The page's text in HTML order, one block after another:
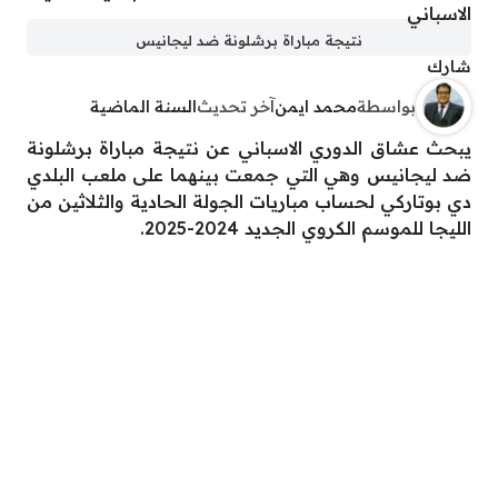
نتيجة مباراة برشلونة ضد ليجانيس
شارك
بواسطةمحمد ايمنآخر تحديثالسنة الماضية
يبحث عشاق الدوري الاسباني عن نتيجة مباراة برشلونة
ضد ليجانيس وهي التي جمعت بينهما على ملعب البلدي
دي بوتاركي لحساب مباريات الجولة الحادية والثلاثين من
الليجا للموسم الكروي الجديد 2024-2025.